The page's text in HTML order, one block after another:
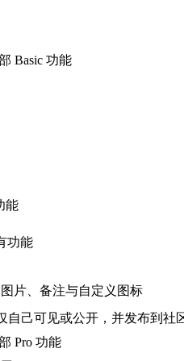
Basic 功能
能
功能
片、备注与自定义图标
自己可见或公开，并发布到社
Pro 功能